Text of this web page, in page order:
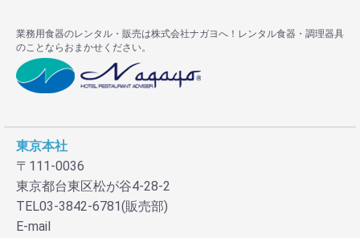
業務用食器のレンタル・販売は株式会社ナガヨへ！レンタル食器・調理器具
のことならおまかせください。
東京本社
〒111-0036
東京都台東区松が谷4-28-2
TEL03-3842-6781(販売部)
E-mail